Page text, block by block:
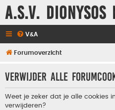
A.S.V. Dionysos
V&A
Forumoverzicht
Verwijder alle
Weet je zeker dat je alle cookies
verwijderen?